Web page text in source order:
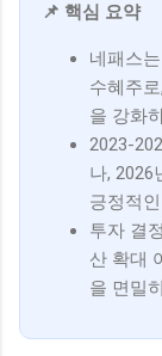
📌 핵심 요약
네패스
수혜주
을 강화
2023-
나, 2026
긍정적
투자 결
산 확대
을 면밀